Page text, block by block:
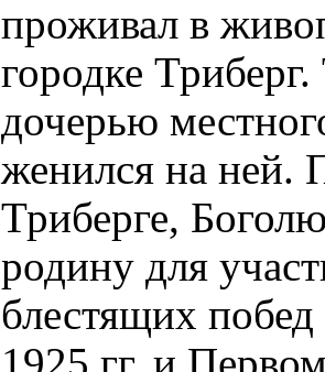
проживал в
городке
дочерью
женился на ней.
Триберге,
родину для
блестящих